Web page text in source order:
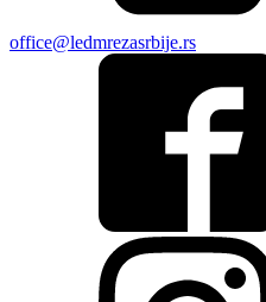
office@ledmrezasrbije.rs